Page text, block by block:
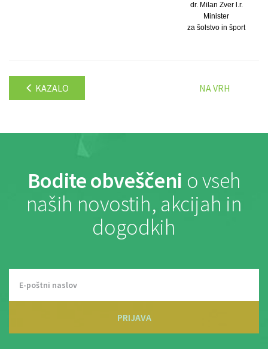
dr. Milan Zver l.r.
Minister
za šolstvo in šport
KAZALO NA VRH
Bodite obveščeni o vseh
naših novostih, akcijah in
dogodkih
PRIJAVA